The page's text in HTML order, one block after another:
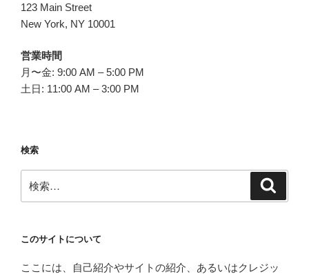
123 Main Street
New York, NY 10001
営業時間
月〜金: 9:00 AM – 5:00 PM
土日: 11:00 AM – 3:00 PM
検索
検
索:
このサイトについて
ここには、自己紹介やサイトの紹介、あるいはクレジッ